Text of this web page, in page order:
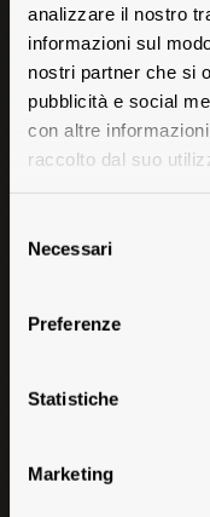
analizzare il nostro
informazioni sul
nostri partner che si
pubblicità e social
con altre
raccolto dal suo
delNecessari
Preferenze
Statistiche
Marketingerleben